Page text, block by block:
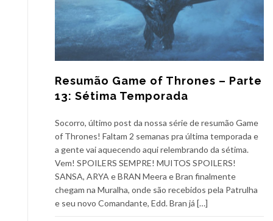
Resumão Game of Thrones – Parte
13: Sétima Temporada
Socorro, último post da nossa série de resumão Game
of Thrones! Faltam 2 semanas pra última temporada e
a gente vai aquecendo aqui relembrando da sétima.
Vem! SPOILERS SEMPRE! MUITOS SPOILERS!
SANSA, ARYA e BRAN Meera e Bran finalmente
chegam na Muralha, onde são recebidos pela Patrulha
e seu novo Comandante, Edd. Bran já […]